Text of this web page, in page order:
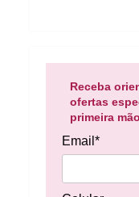
Receba
ofertas
primeira mão
Email*